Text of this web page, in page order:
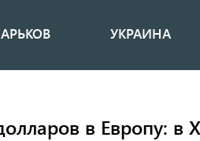
УКРАИНА
в Европу: в